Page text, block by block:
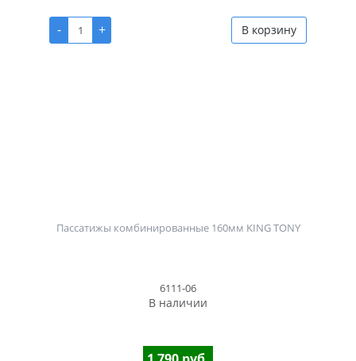
- + В корзину
Пассатижы комбинированные 160мм KING TONY
6111-06
В наличии